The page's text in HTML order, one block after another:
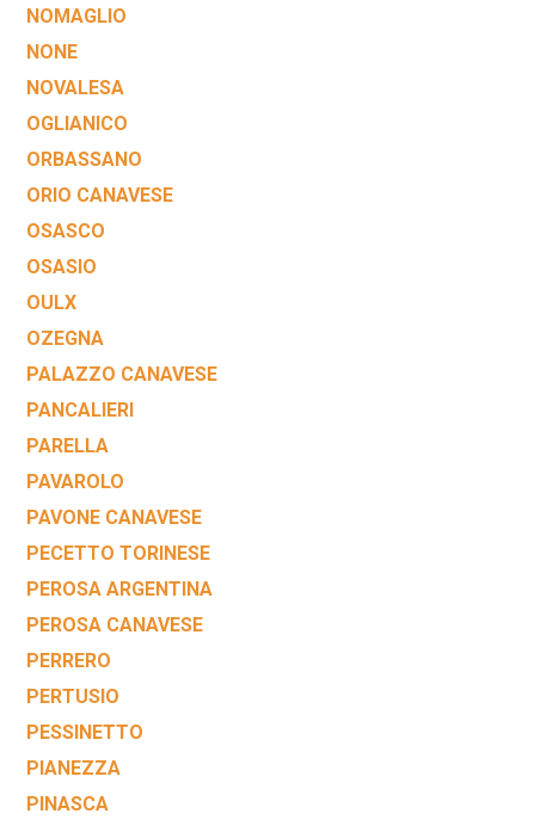
NOMAGLIO
NONE
NOVALESA
OGLIANICO
ORBASSANO
ORIO CANAVESE
OSASCO
OSASIO
OULX
OZEGNA
PALAZZO CANAVESE
PANCALIERI
PARELLA
PAVAROLO
PAVONE CANAVESE
PECETTO TORINESE
PEROSA ARGENTINA
PEROSA CANAVESE
PERRERO
PERTUSIO
PESSINETTO
PIANEZZA
PINASCA